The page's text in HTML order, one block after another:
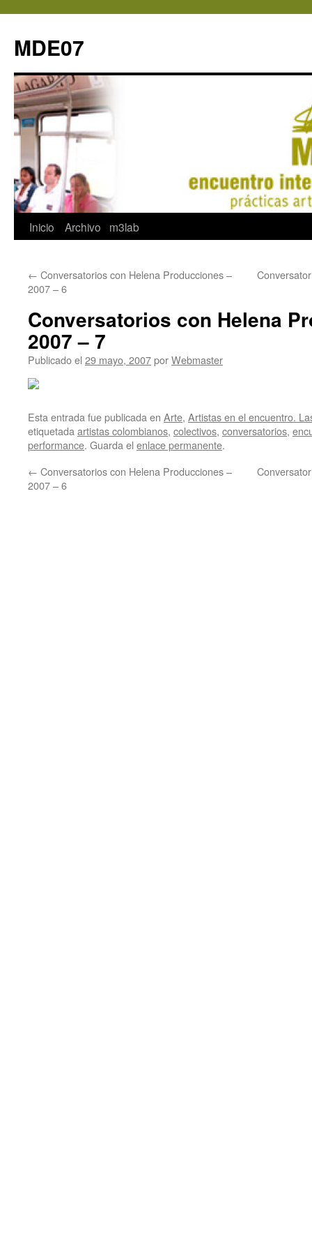
MDE07
Saltar
contenido
Inicio Archivo m3lab
← Conversatorios con Helena Producciones –
2007 – 6
Conversatorios con Helena
2007 – 7
Publicado el 29 mayo, 2007porWebmaster
Esta entrada fue publicada en Arte, Artistas en el encuentro.
etiquetada artistas colombianos, colectivos, conversatorios,
performance. Guarda el enlace permanente.
← Conversatorios con Helena Producciones –
2007 – 6